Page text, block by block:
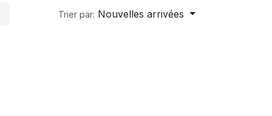
Trier par: Nouvelles arrivées